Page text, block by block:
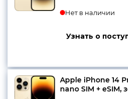
Нет в наличии
Узнать о
Apple iPhone 14
nano SIM + eSIM,